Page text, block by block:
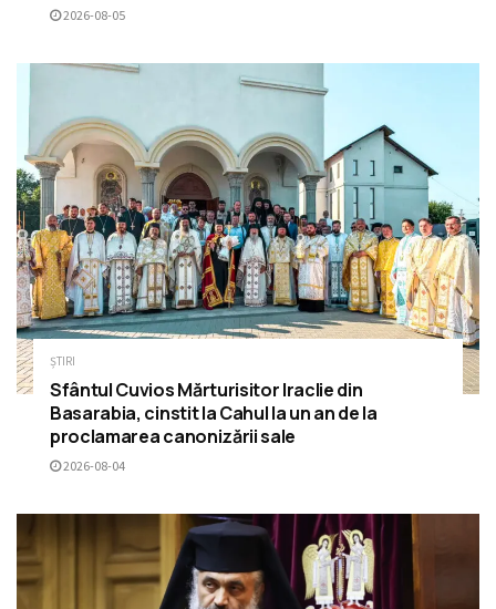
2026-08-05
ȘTIRI
Sfântul Cuvios Mărturisitor Iraclie din
Basarabia, cinstit la Cahul la un an de la
proclamarea canonizării sale
2026-08-04